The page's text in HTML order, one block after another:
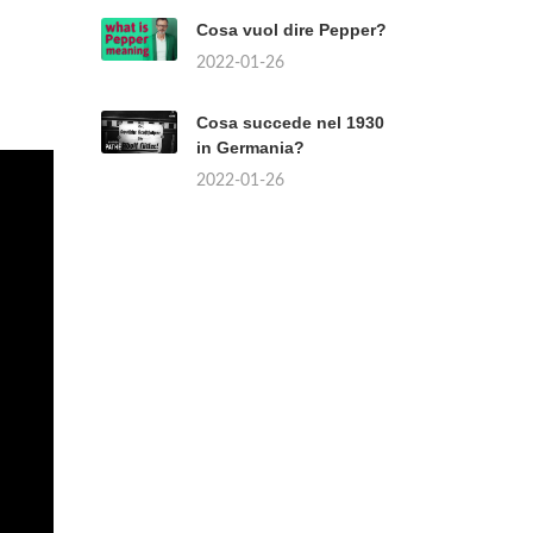
Cosa vuol dire Pepper?
2022-01-26
Cosa succede nel 1930
in Germania?
2022-01-26